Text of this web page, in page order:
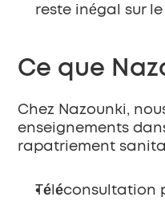
reste inégal sur
Ce que
Chez Nazounki,
enseignements
rapatriement
Téléconsultation